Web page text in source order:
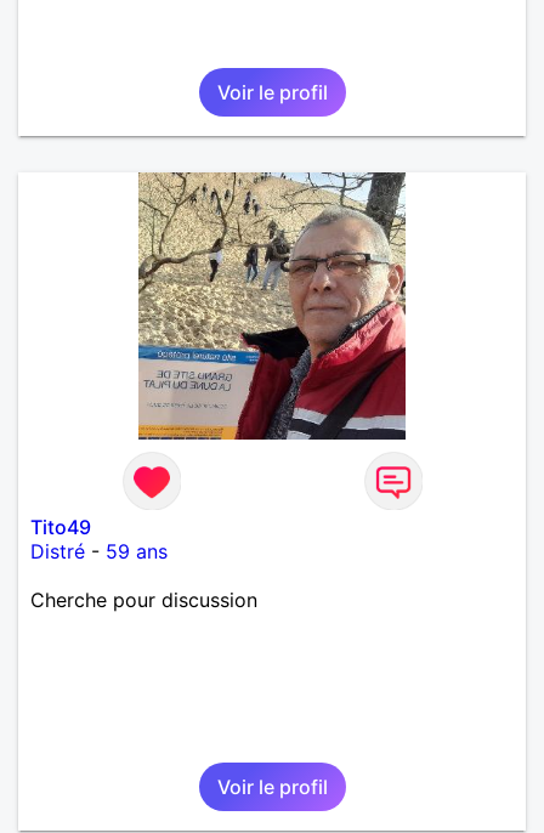
Voir le profil
Tito49
Distré - 59 ans
Cherche pour discussion
Voir le profil